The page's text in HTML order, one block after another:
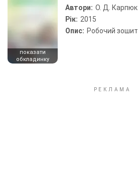
показати
обкладинку
Автори: О. Д. Карпюк
Рік: 2015
Опис: Робочий зошит